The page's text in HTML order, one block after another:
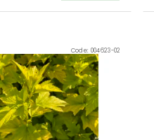
Code: 004623-02